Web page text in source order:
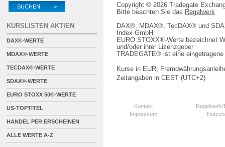
Copyright © 2026 Tradegate
Bitte beachten Sie das Regelwerk
DAX®, MDAX®, TecDAX® und
Index GmbH
EURO STOXX®-Werte bezeichnet
und/oder ihrer Lizenzgeber
TRADEGATE® ist eine
Kurse in EUR;
Zeitangaben in CEST (UTC+2)
Kontakt
Impressum
SUCHEN >
KURSLISTEN AKTIEN
DAX®-WERTE
MDAX®-WERTE
TECDAX®-WERTE
SDAX®-WERTE
EURO STOXX 50®-WERTE
US-TOPTITEL
HANDEL PER ERSCHEINEN
ALLE WERTE A-Z